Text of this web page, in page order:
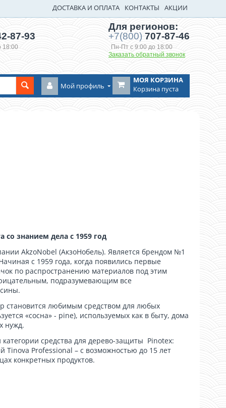
ДОСТАВКА И ОПЛАТА КОНТАКТЫ АКЦИИ
87-93
18:00
Для регионов:
+7(800)707-87-46
Пн-Пт с 9:00 до 18:00
Заказать обратный звонок
МОЯ КОРЗИНА
Корзина пуста
Мой профиль
со знанием дела с 1959 год
AkzoNobel (АкзоНобель). Является брендом №1
с 1959 года, когда появились первые
по распространению материалов под этим
подразумевающим все
становится любимым средством для любых
«сосна» - pine), используемых как в быту, дома
нужд.
средства для дерево-защиты Pinotex:
Tinova Professional – с возможностью до 15 лет
конкретных продуктов.